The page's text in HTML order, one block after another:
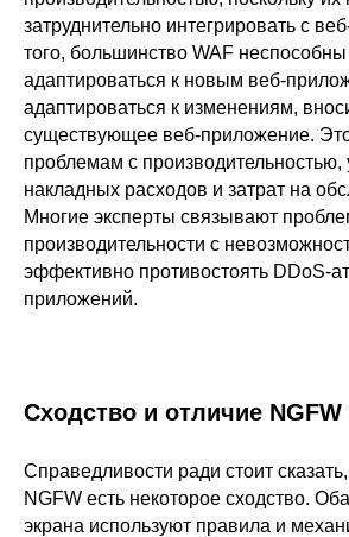
затруднительно интегрировать с
того, большинство WAF
адаптироваться к новым веб-
адаптироваться к изменениям,
существующее веб-приложение.
проблемам с
накладных расходов и затрат на
Многие эксперты связывают
производительности с
эффективно противостоять DDoS-
приложений.
Сходство и отличие NGFW
Справедливости ради стоит
NGFW есть некоторое сходство.
экрана используют правила и